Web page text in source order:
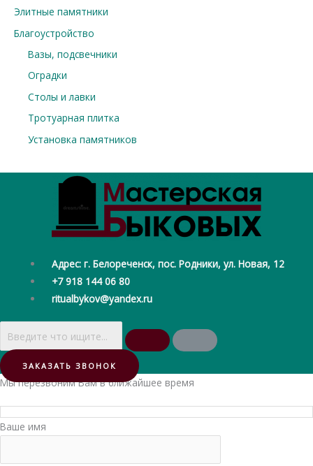
Элитные памятники
Благоустройство
Вазы, подсвечники
Оградки
Столы и лавки
Тротуарная плитка
Установка памятников
Адрес: г. Белореченск, пос. Родники, ул. Новая, 12
+7 918 144 06 80
ritualbykov@yandex.ru
ЗАКАЗАТЬ ЗВОНОК
Мы перезвоним Вам в ближайшее время
Ваше имя